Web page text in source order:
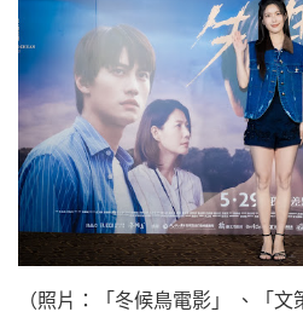
（照片：「冬候鳥電影」 、「文